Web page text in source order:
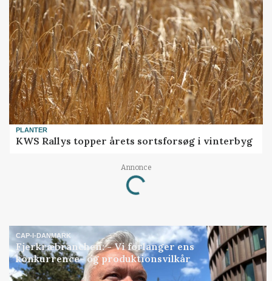
PLANTER
KWS Rallys topper årets sortsforsøg i vinterbyg
Annonce
Loading...
CAP-I-DANMARK
Fjerkræbranchen: - Vi forlanger ens
konkurrence- og produktionsvilkår